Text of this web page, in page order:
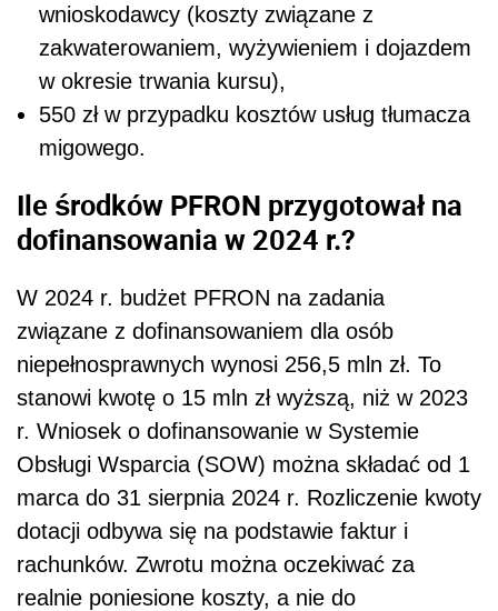
wnioskodawcy (koszty związane z
zakwaterowaniem, wyżywieniem i dojazdem
w okresie trwania kursu),
550 zł w przypadku kosztów usług tłumacza
migowego.
Ile środków PFRON przygotował na
dofinansowania w 2024 r.?
W 2024 r. budżet PFRON na zadania
związane z dofinansowaniem dla osób
niepełnosprawnych wynosi 256,5 mln zł. To
stanowi kwotę o 15 mln zł wyższą, niż w 2023
r. Wniosek o dofinansowanie w Systemie
Obsługi Wsparcia (SOW) można składać od 1
marca do 31 sierpnia 2024 r. Rozliczenie kwoty
dotacji odbywa się na podstawie faktur i
rachunków. Zwrotu można oczekiwać za
realnie poniesione koszty, a nie do